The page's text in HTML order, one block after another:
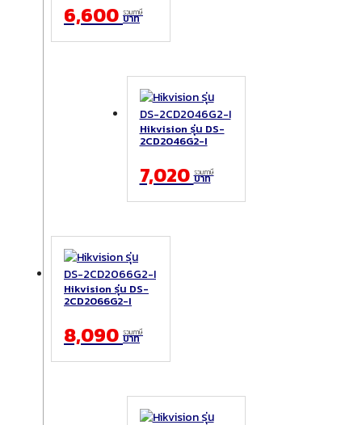
6,600 รวมภาษี
บาท
Hikvision รุ่น DS-
2CD2046G2-I
7,020รวมภาษี
บาท
Hikvision รุ่น DS-
2CD2066G2-I
8,090 รวมภาษี
บาท